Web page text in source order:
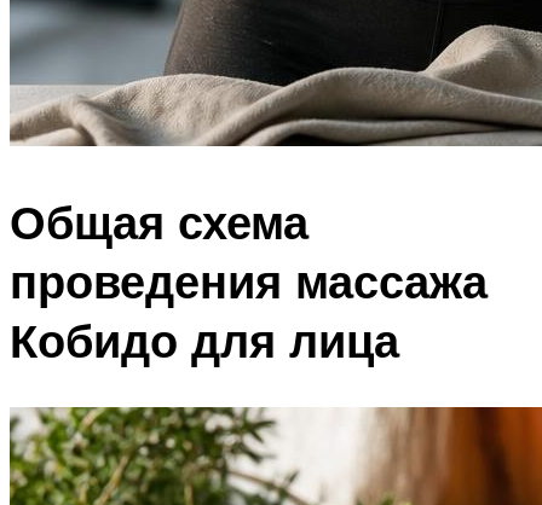
Общая схема
проведения массажа
Кобидо для лица